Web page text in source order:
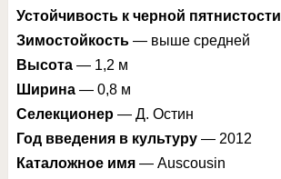
Устойчивость к черной пятнистости
Зимостойкость— выше средней
Высота— 1,2 м
Ширина— 0,8 м
Селекционер— Д. Остин
Год введения в культуру— 2012
Каталожное имя— Auscousin